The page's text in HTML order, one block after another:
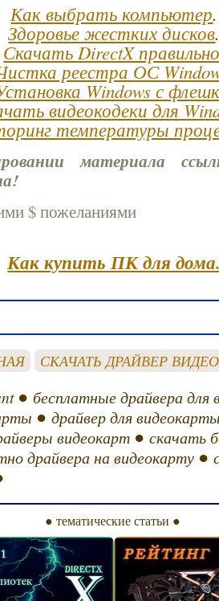
Как выбрать компьютер.
Здоровье жестких дисков
Скачать DirectX
реестра ОС
Windows с
видеокодеки для
температуры
материала
$ пожеланиями
Как купить ПК для
СКАЧАТЬ ДРАЙВЕР
●бесплатные драйвера для
●драйвер для
видеокарт ●скачать
драйвера на видеокарту ●
● тематические статьи ●